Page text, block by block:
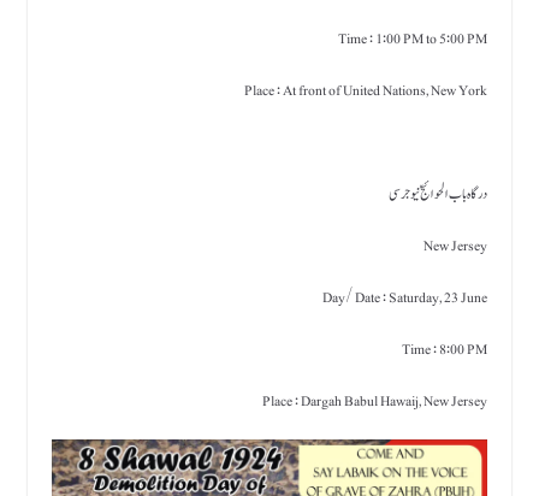
Time : 1:00 PM to 5:00 PM
Place : At front of United Nations, New York
درگاہ باب الحوائج ؑ نیو جرسی
New Jersey
Day/ Date : Saturday, 23 June
Time : 8:00 PM
Place : Dargah Babul Hawaij, New Jersey